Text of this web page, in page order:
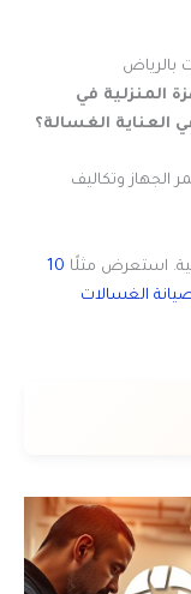
بالرياض
الأجهزة المنزلية في
العناية الغسالة؟
الجهاز وتكاليف
استعرض مثلًا 10